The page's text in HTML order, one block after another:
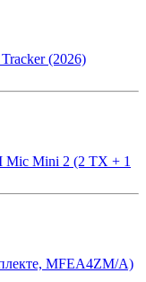
(2026)
Mic Mini 2 (2 TX + 1
MFEA4ZM/A)